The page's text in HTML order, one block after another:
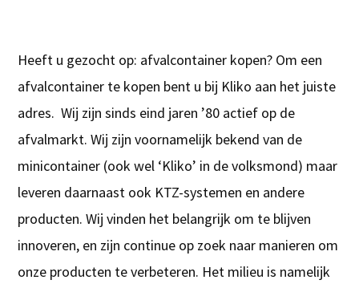
Heeft u gezocht op: afvalcontainer kopen? Om een
afvalcontainer te kopen bent u bij Kliko aan het juiste
adres. Wij zijn sinds eind jaren ’80 actief op de
afvalmarkt. Wij zijn voornamelijk bekend van de
minicontainer (ook wel ‘Kliko’ in de volksmond) maar
leveren daarnaast ook KTZ-systemen en andere
producten. Wij vinden het belangrijk om te blijven
innoveren, en zijn continue op zoek naar manieren om
onze producten te verbeteren. Het milieu is namelijk